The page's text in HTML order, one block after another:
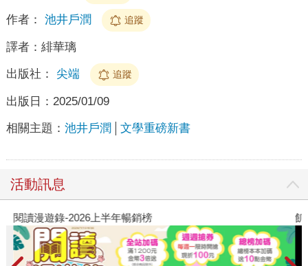
作者： 池井戶潤 追蹤
譯者： 緋華璃
出版社： 尖端 追蹤
出版日： 2025/01/09
相關主題： 池井戶潤 文學重磅新書
活動訊息
閱讀漫遊錄-2026上半年暢銷榜 飢